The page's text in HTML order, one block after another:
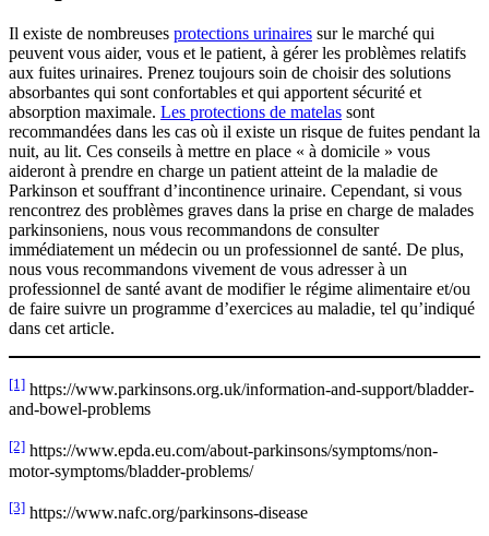
Il existe de nombreuses protections urinaires sur le marché qui
peuvent vous aider, vous et le patient, à gérer les problèmes relatifs
aux fuites urinaires. Prenez toujours soin de choisir des solutions
absorbantes qui sont confortables et qui apportent sécurité et
absorption maximale. Les protections de matelas sont
recommandées dans les cas où il existe un risque de fuites pendant la
nuit, au lit. Ces conseils à mettre en place « à domicile » vous
aideront à prendre en charge un patient atteint de la maladie de
Parkinson et souffrant d’incontinence urinaire. Cependant, si vous
rencontrez des problèmes graves dans la prise en charge de malades
parkinsoniens, nous vous recommandons de consulter
immédiatement un médecin ou un professionnel de santé. De plus,
nous vous recommandons vivement de vous adresser à un
professionnel de santé avant de modifier le régime alimentaire et/ou
de faire suivre un programme d’exercices au maladie, tel qu’indiqué
dans cet article.
[1] https://www.parkinsons.org.uk/information-and-support/bladder-
and-bowel-problems
[2] https://www.epda.eu.com/about-parkinsons/symptoms/non-
motor-symptoms/bladder-problems/
[3] https://www.nafc.org/parkinsons-disease